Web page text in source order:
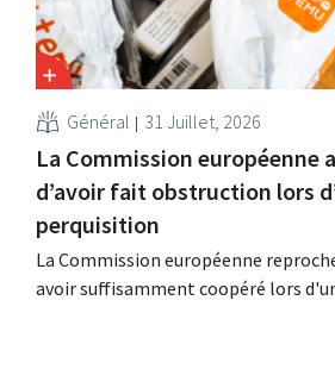
Général 31 Juillet, 2026
La Commission européenne
d’avoir fait obstruction lors
perquisition
La Commission européenne
avoir suffisamment coopéré lors